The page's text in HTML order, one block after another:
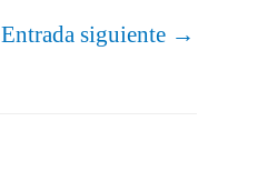
Entrada siguiente →